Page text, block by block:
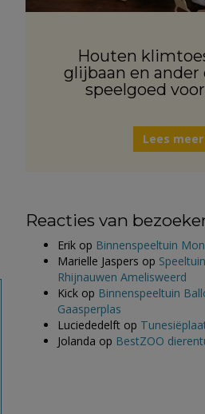
Houten
glijbaan en ander
speelgoed
Lees meer
Reacties van
Erik op Binnenspeeltuin
Marielle Jaspers op
Rhijnauwen Amelisweerd
Kick op Binnenspeeltuin
Gaasperplas
Luciededelft op
Jolanda op BestZOO